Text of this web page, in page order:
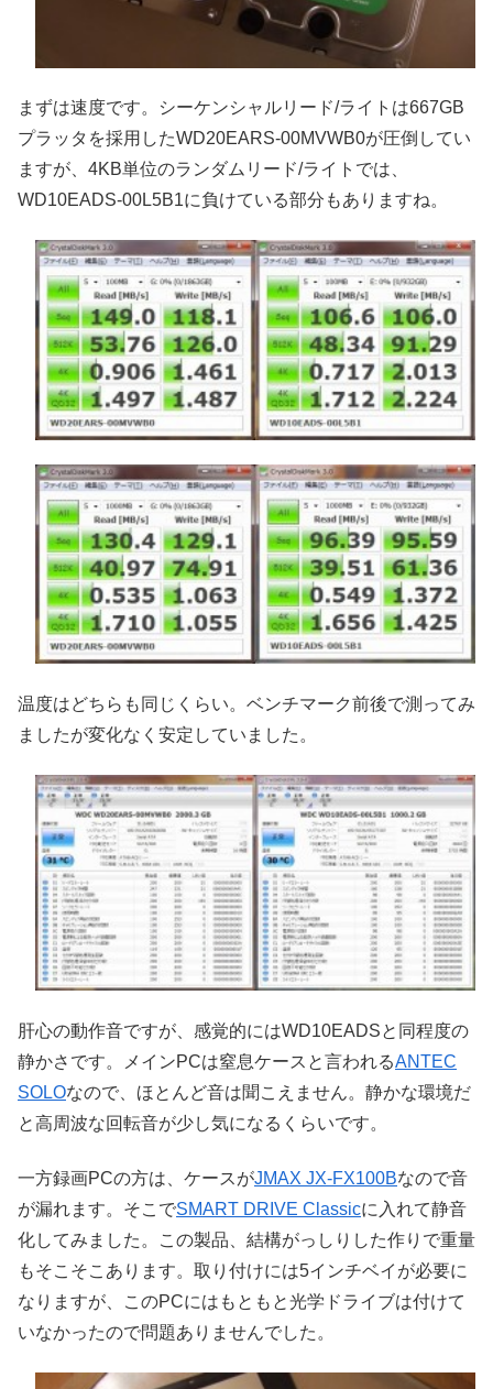
まずは速度です。シーケンシャルリード/ライトは667GB
プラッタを採用したWD20EARS-00MVWB0が圧倒してい
ますが、4KB単位のランダムリード/ライトでは、
WD10EADS-00L5B1に負けている部分もありますね。
温度はどちらも同じくらい。ベンチマーク前後で測ってみ
ましたが変化なく安定していました。
肝心の動作音ですが、感覚的にはWD10EADSと同程度の
静かさです。メインPCは窒息ケースと言われるANTEC
SOLOなので、ほとんど音は聞こえません。静かな環境だ
と高周波な回転音が少し気になるくらいです。
一方録画PCの方は、ケースがJMAX JX-FX100Bなので音
が漏れます。そこでSMART DRIVE Classicに入れて静音
化してみました。この製品、結構がっしりした作りで重量
もそこそこあります。取り付けには5インチベイが必要に
なりますが、このPCにはもともと光学ドライブは付けて
いなかったので問題ありませんでした。